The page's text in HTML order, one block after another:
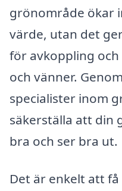
grönområde ökar
värde, utan det
för avkoppling
och vänner.
specialister inom
säkerställa att din
bra och ser bra ut.
Det är enkelt att